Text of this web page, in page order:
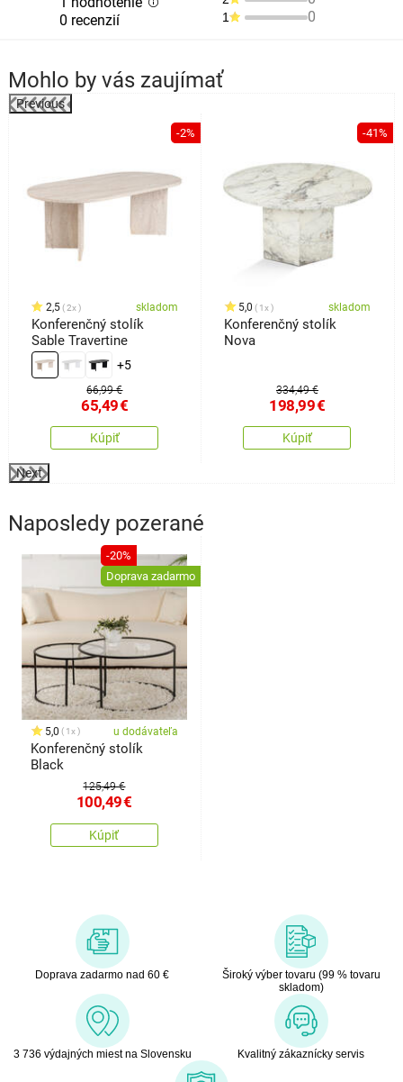
0 recenzií
1 0
Mohlo by vás zaujímať
Previous
-2%
2,5 2x skladom
Konferenčný stolík
Sable Travertine
+5
66,99 €
65,49€
Kúpiť
-41%
5,0 1x skladom
Konferenčný stolík
Nova
334,49 €
198,99€
Kúpiť
Next
Naposledy pozerané
-20%
Doprava zadarmo
5,0 1x u dodávateľa
Konferenčný stolík
Black
125,49 €
100,49€
Kúpiť
Doprava zadarmo nad 60 €
Široký výber tovaru (99 % tovaru
skladom)
3 736 výdajných miest na Slovensku Kvalitný zákaznícky servis